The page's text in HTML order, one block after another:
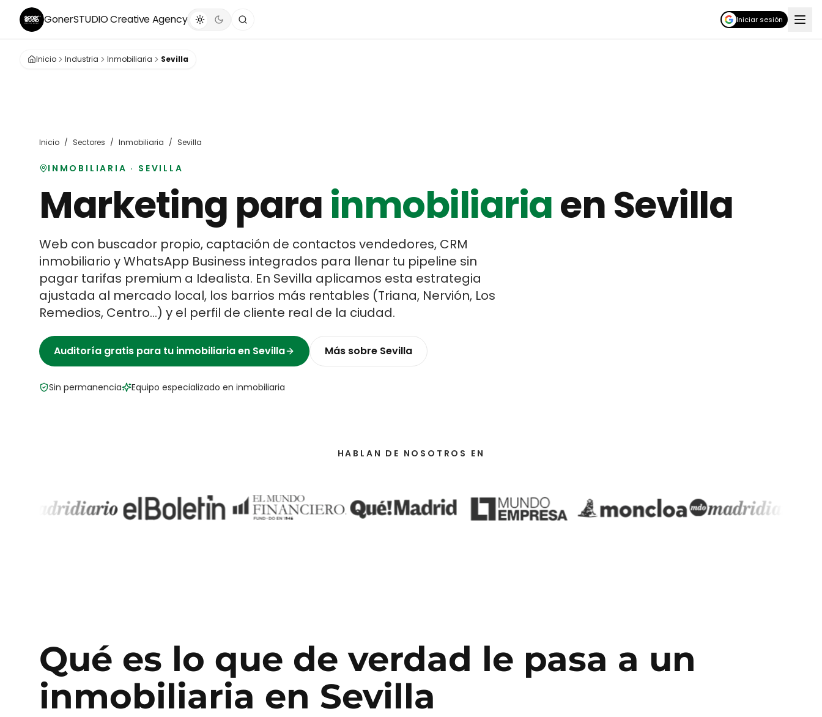
GonerSTUDIOCreative Agency Iniciar sesión
Inicio Industria Inmobiliaria Sevilla
Inicio / Sectores / Inmobiliaria / Sevilla
INMOBILIARIA · SEVILLA
Marketing parainmobiliariaenSevilla
Web con buscador propio, captación de contactos vendedores, CRM
inmobiliario y WhatsApp Business integrados para llenar tu pipeline sin
pagar tarifas premium a Idealista. En Sevilla aplicamos esta estrategia
ajustada al mercado local, los barrios más rentables (Triana, Nervión, Los
Remedios, Centro…) y el perfil de cliente real de la ciudad.
Auditoría gratis para tu inmobiliariaen Sevilla Más sobre Sevilla
Sin permanencia Equipo especializado en inmobiliaria
HABLAN DE NOSOTROS EN
Qué es lo que de verdad le pasa a un
inmobiliaria en Sevilla